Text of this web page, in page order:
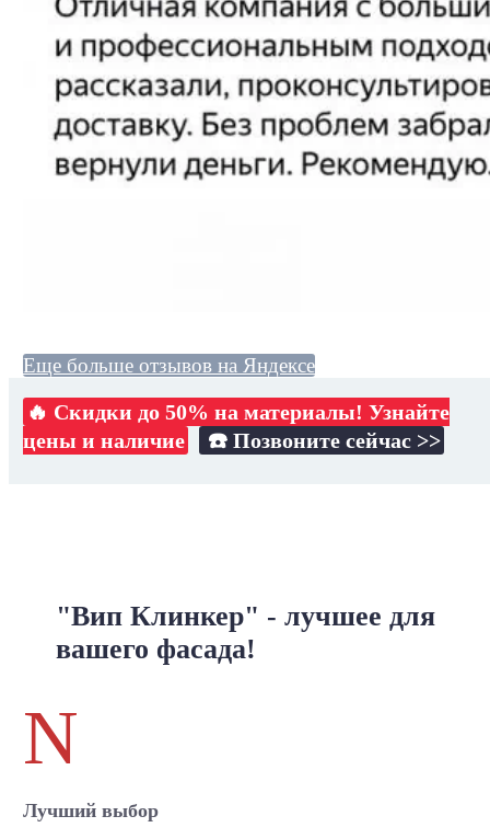
Еще больше отзывов на Яндексе
🔥 Скидки до 50% на материалы! Узнайте
цены и наличие
☎️ Позвоните сейчас >>
"Вип Клинкер" - лучшее для
вашего фасада!
N
Лучший выбор